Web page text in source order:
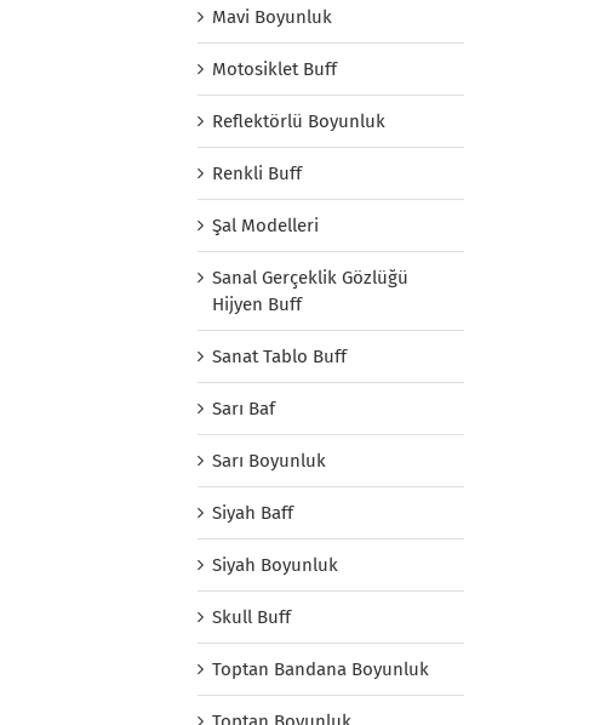
Mavi Boyunluk
Motosiklet Buff
Reflektörlü Boyunluk
Renkli Buff
Şal Modelleri
Sanal Gerçeklik Gözlüğü
Hijyen Buff
Sanat Tablo Buff
Sarı Baf
Sarı Boyunluk
Siyah Baff
Siyah Boyunluk
Skull Buff
Toptan Bandana Boyunluk